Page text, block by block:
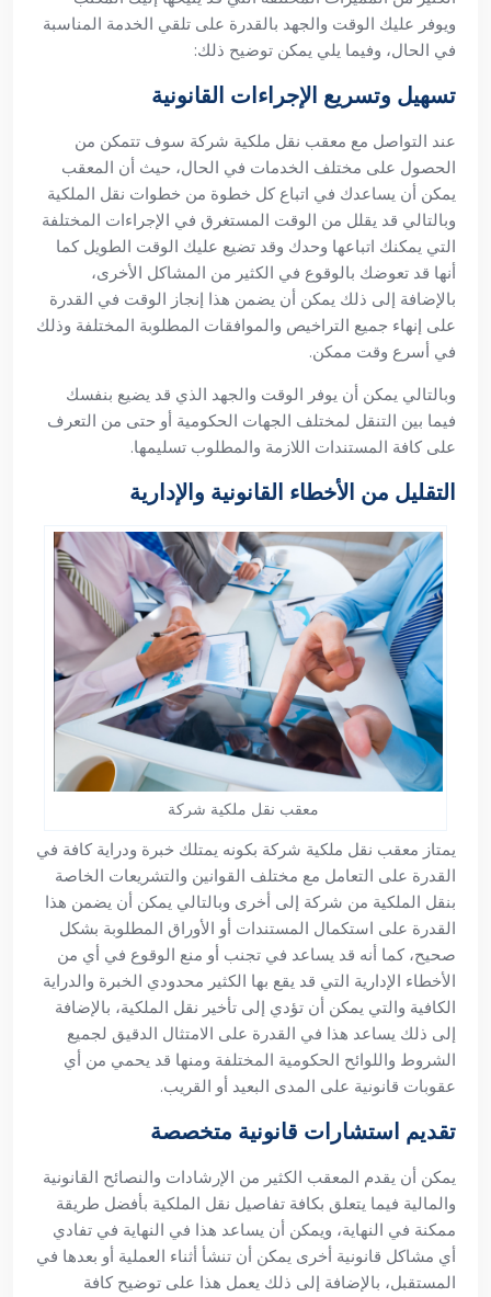
ويوفر عليك الوقت والجهد بالقدرة على تلقي الخدمة المناسبة
في الحال، وفيما يلي يمكن توضيح ذلك:
تسهيل وتسريع الإجراءات القانونية
عند التواصل مع معقب نقل ملكية شركة سوف تتمكن من
الحصول على مختلف الخدمات في الحال، حيث أن المعقب
يمكن أن يساعدك في اتباع كل خطوة من خطوات نقل الملكية
وبالتالي قد يقلل من الوقت المستغرق في الإجراءات المختلفة
التي يمكنك اتباعها وحدك وقد تضيع عليك الوقت الطويل كما
أنها قد تعوضك بالوقوع في الكثير من المشاكل الأخرى،
بالإضافة إلى ذلك يمكن أن يضمن هذا إنجاز الوقت في القدرة
على إنهاء جميع التراخيص والموافقات المطلوبة المختلفة وذلك
في أسرع وقت ممكن.
وبالتالي يمكن أن يوفر الوقت والجهد الذي قد يضيع بنفسك
فيما بين التنقل لمختلف الجهات الحكومية أو حتى من التعرف
على كافة المستندات اللازمة والمطلوب تسليمها.
التقليل من الأخطاء القانونية والإدارية
معقب نقل ملكية شركة
يمتاز معقب نقل ملكية شركة بكونه يمتلك خبرة ودراية كافة في
القدرة على التعامل مع مختلف القوانين والتشريعات الخاصة
بنقل الملكية من شركة إلى أخرى وبالتالي يمكن أن يضمن هذا
القدرة على استكمال المستندات أو الأوراق المطلوبة بشكل
صحيح، كما أنه قد يساعد في تجنب أو منع الوقوع في أي من
الأخطاء الإدارية التي قد يقع بها الكثير محدودي الخبرة والدراية
الكافية والتي يمكن أن تؤدي إلى تأخير نقل الملكية، بالإضافة
إلى ذلك يساعد هذا في القدرة على الامتثال الدقيق لجميع
الشروط واللوائح الحكومية المختلفة ومنها قد يحمي من أي
عقوبات قانونية على المدى البعيد أو القريب.
تقديم استشارات قانونية متخصصة
يمكن أن يقدم المعقب الكثير من الإرشادات والنصائح القانونية
والمالية فيما يتعلق بكافة تفاصيل نقل الملكية بأفضل طريقة
ممكنة في النهاية، ويمكن أن يساعد هذا في النهاية في تفادي
أي مشاكل قانونية أخرى يمكن أن تنشأ أثناء العملية أو بعدها في
المستقبل، بالإضافة إلى ذلك يعمل هذا على توضيح كافة